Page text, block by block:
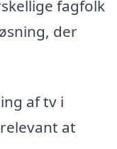
fagfolk
der
af tv i
at